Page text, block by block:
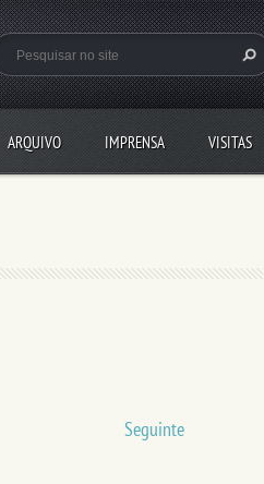
ARQUIVO IMPRENSA VISITAS
Seguinte